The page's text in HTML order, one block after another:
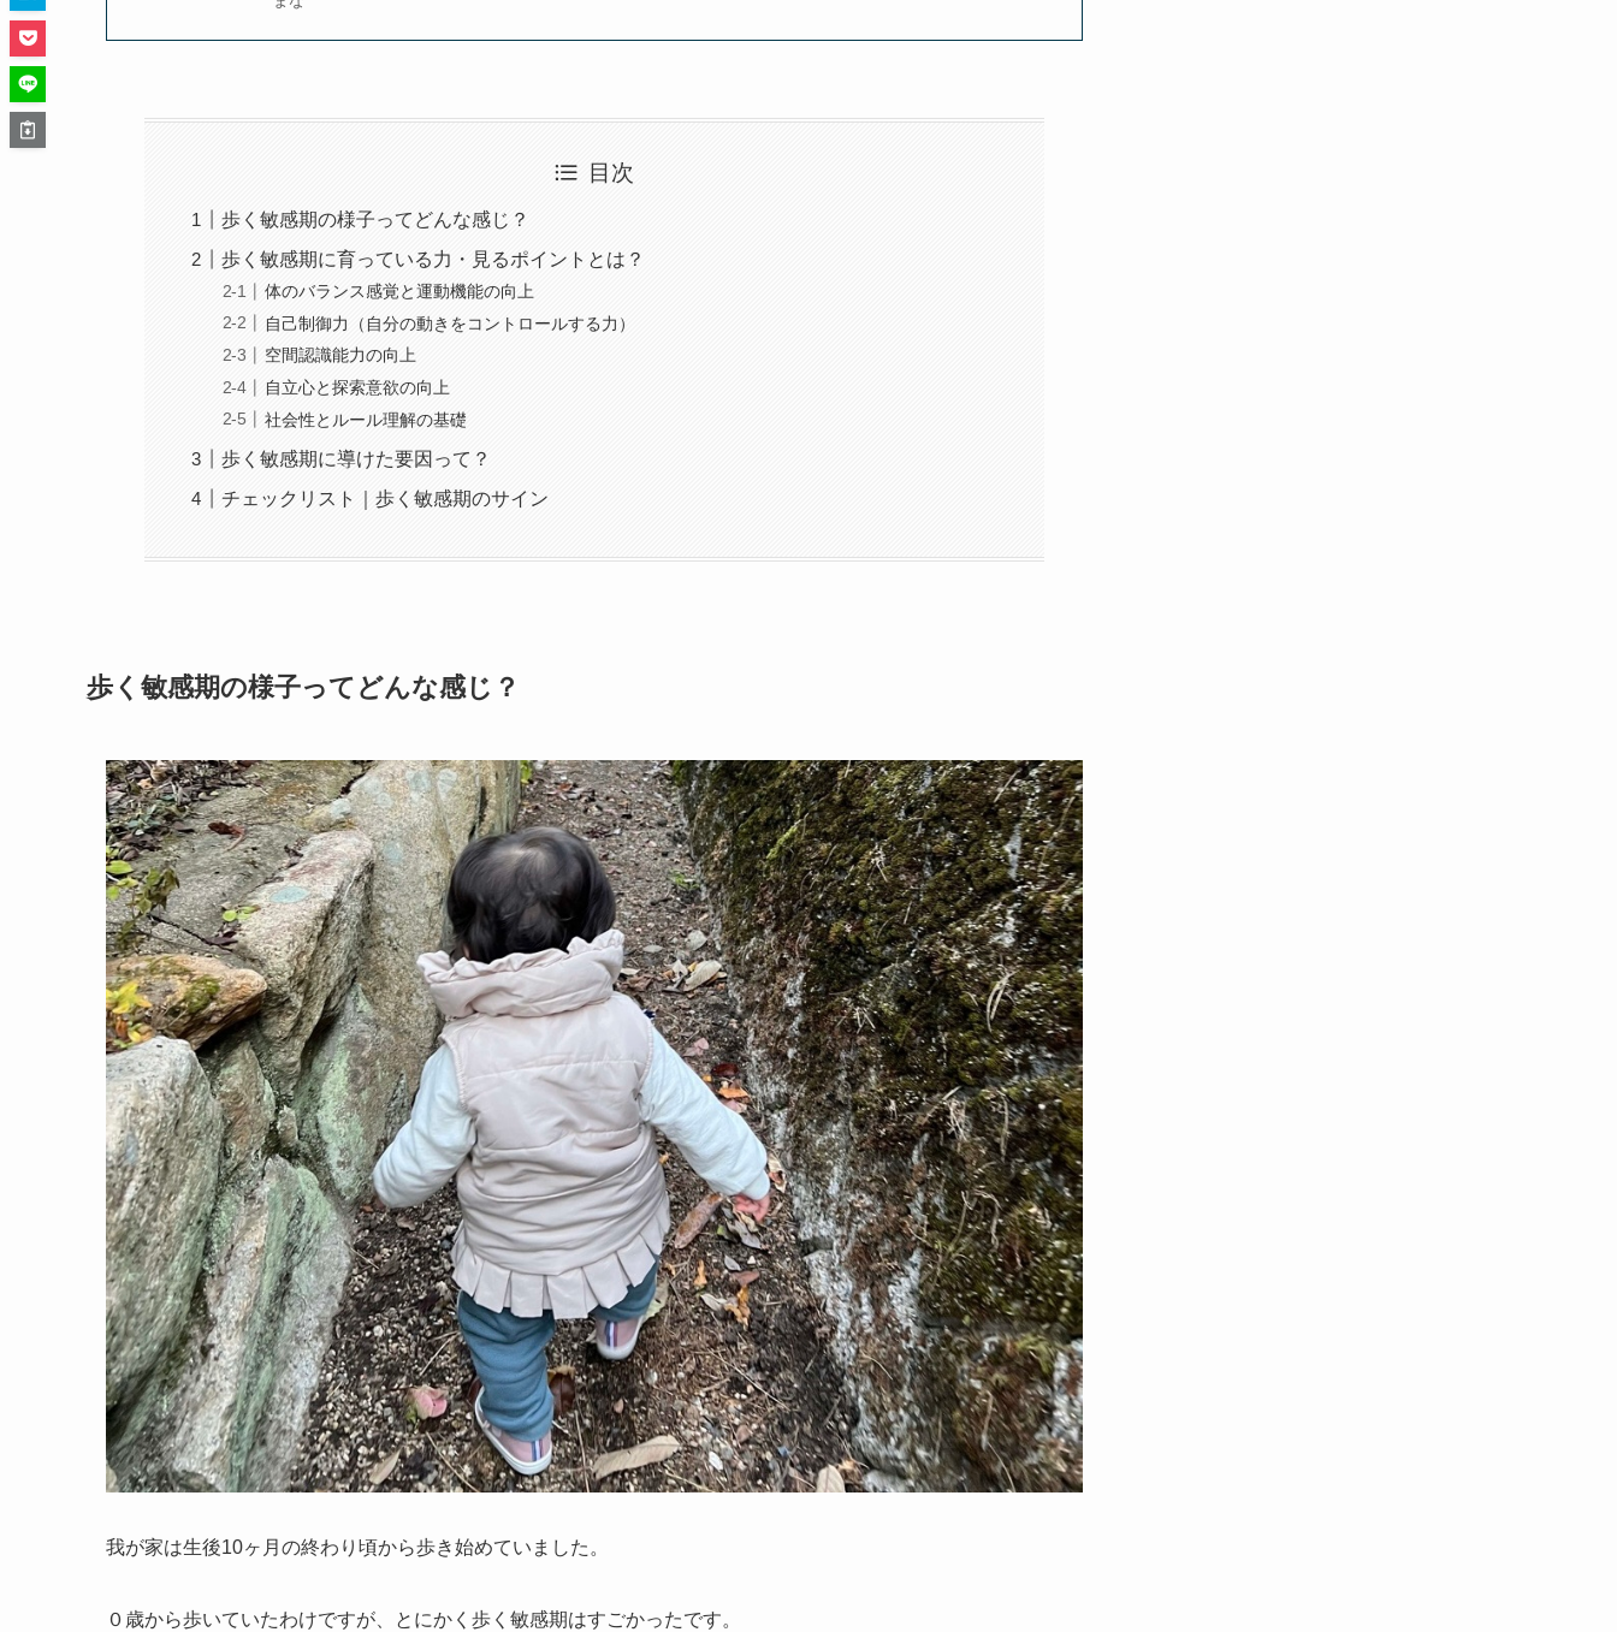
目次
歩く敏感期の様子ってどんな感じ？
歩く敏感期に育っている力・見るポイントとは？
体のバランス感覚と運動機能の向上
自己制御力（自分の動きをコントロールする力）
空間認識能力の向上
自立心と探索意欲の向上
社会性とルール理解の基礎
歩く敏感期に導けた要因って？
チェックリスト｜歩く敏感期のサイン
歩く敏感期の様子ってどんな感じ？
我が家は生後10ヶ月の終わり頃から歩き始めていました。
０歳から歩いていたわけですが、とにかく歩く敏感期はすごかったです。